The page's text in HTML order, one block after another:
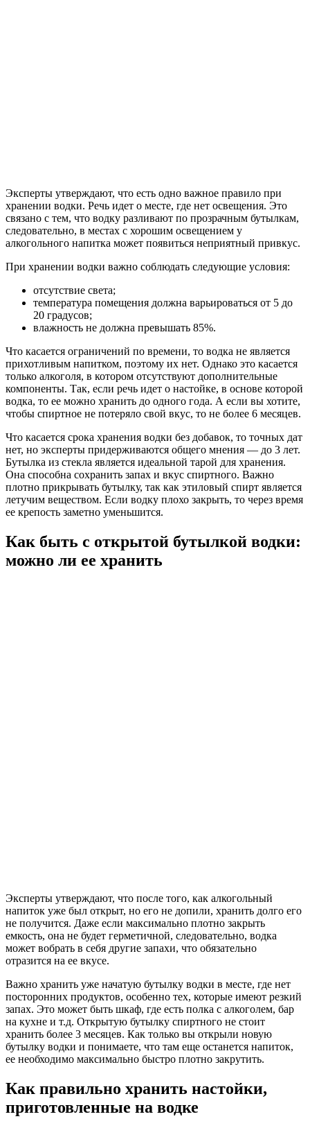
Эксперты утверждают, что есть одно важное правило при
хранении водки. Речь идет о месте, где нет освещения. Это
связано с тем, что водку разливают по прозрачным бутылкам,
следовательно, в местах с хорошим освещением у
алкогольного напитка может появиться неприятный привкус.
При хранении водки важно соблюдать следующие условия:
отсутствие света;
температура помещения должна варьироваться от 5 до
20 градусов;
влажность не должна превышать 85%.
Что касается ограничений по времени, то водка не является
прихотливым напитком, поэтому их нет. Однако это касается
только алкоголя, в котором отсутствуют дополнительные
компоненты. Так, если речь идет о настойке, в основе которой
водка, то ее можно хранить до одного года. А если вы хотите,
чтобы спиртное не потеряло свой вкус, то не более 6 месяцев.
Что касается срока хранения водки без добавок, то точных дат
нет, но эксперты придерживаются общего мнения — до 3 лет.
Бутылка из стекла является идеальной тарой для хранения.
Она способна сохранить запах и вкус спиртного. Важно
плотно прикрывать бутылку, так как этиловый спирт является
летучим веществом. Если водку плохо закрыть, то через время
ее крепость заметно уменьшится.
Как быть с открытой бутылкой водки:
можно ли ее хранить
Эксперты утверждают, что после того, как алкогольный
напиток уже был открыт, но его не допили, хранить долго его
не получится. Даже если максимально плотно закрыть
емкость, она не будет герметичной, следовательно, водка
может вобрать в себя другие запахи, что обязательно
отразится на ее вкусе.
Важно хранить уже начатую бутылку водки в месте, где нет
посторонних продуктов, особенно тех, которые имеют резкий
запах. Это может быть шкаф, где есть полка с алкоголем, бар
на кухне и т.д. Открытую бутылку спиртного не стоит
хранить более 3 месяцев. Как только вы открыли новую
бутылку водки и понимаете, что там еще останется напиток,
ее необходимо максимально быстро плотно закрутить.
Как правильно хранить настойки,
приготовленные на водке